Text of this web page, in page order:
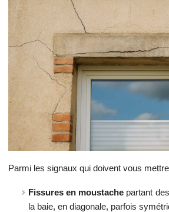
Parmi les signaux qui doivent vous mettre
Fissures en moustache partant
la baie, en diagonale, parfois